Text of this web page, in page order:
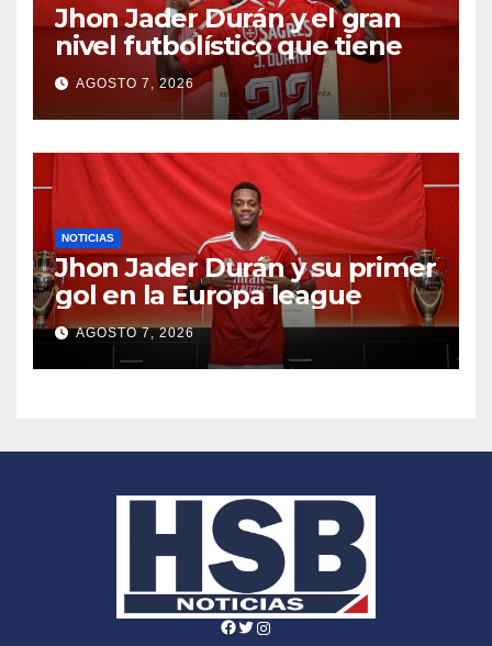
Jhon Jader Durán y el gran
nivel futbolístico que tiene
AGOSTO 7, 2026
NOTICIAS
Jhon Jader Durán y su primer
gol en la Europa league
AGOSTO 7, 2026
Facebook
Twitter
Instagram